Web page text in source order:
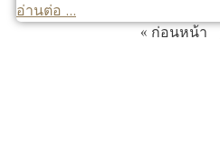
อ่านต่อ ...
« ก่อนหน้า